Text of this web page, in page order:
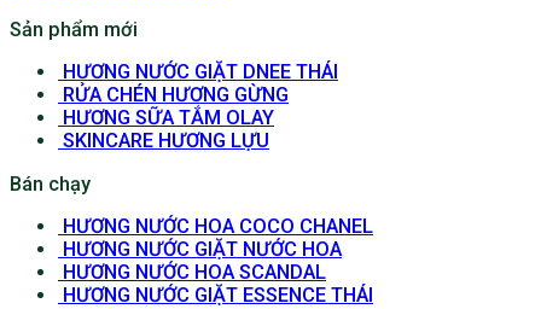
Sản phẩm mới
HƯƠNG NƯỚC GIẶT DNEE THÁI
RỬA CHÉN HƯƠNG GỪNG
HƯƠNG SỮA TẮM OLAY
SKINCARE HƯƠNG LỰU
Bán chạy
HƯƠNG NƯỚC HOA COCO CHANEL
HƯƠNG NƯỚC GIẶT NƯỚC HOA
HƯƠNG NƯỚC HOA SCANDAL
HƯƠNG NƯỚC GIẶT ESSENCE THÁI